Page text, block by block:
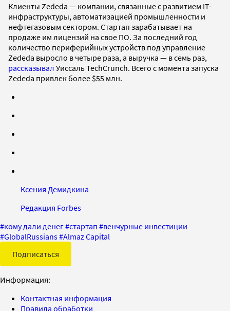
Клиенты Zededa — компании, связанные с развитием IT-
инфраструктуры, автоматизацией промышленности и
нефтегазовым сектором. Стартап зарабатывает на
продаже им лицензий на свое ПО. За последний год
количество периферийных устройств под управление
Zededa выросло в четыре раза, а выручка — в семь раз,
рассказывал Уиссаль TechCrunch. Всего с момента запуска
Zededa привлек более $55 млн.
Ксения Демидкина
Редакция Forbes
#кому дали денег#стартап #венчурные инвестиции
#GlobalRussians#Almaz Capital
Подписаться
Информация:
Контактная информация
Правила обработки